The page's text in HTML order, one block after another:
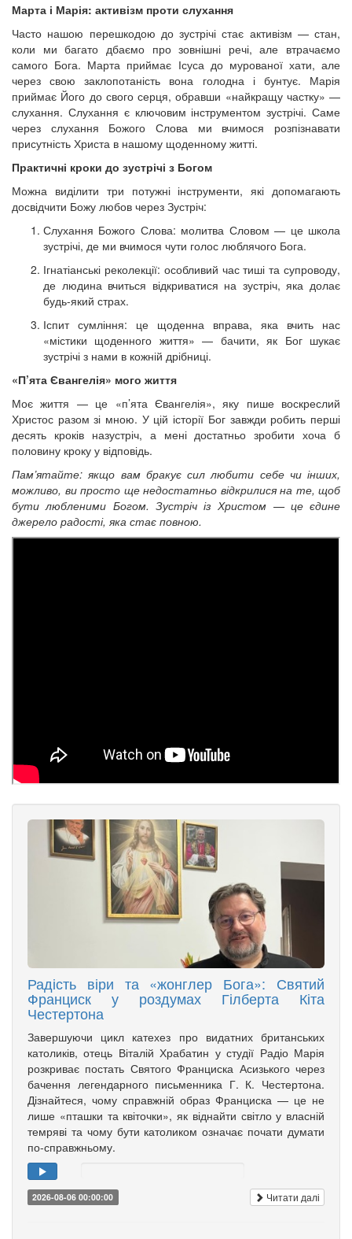
Марта і Марія: активізм проти слухання
Часто нашою перешкодою до зустрічі стає активізм — стан,
коли ми багато дбаємо про зовнішні речі, але втрачаємо
самого Бога. Марта приймає Ісуса до мурованої хати, але
через свою заклопотаність вона голодна і бунтує. Марія
приймає Його до свого серця, обравши «найкращу частку» —
слухання. Слухання є ключовим інструментом зустрічі. Саме
через слухання Божого Слова ми вчимося розпізнавати
присутність Христа в нашому щоденному житті.
Практичні кроки до зустрічі з Богом
Можна виділити три потужні інструменти, які допомагають
досвідчити Божу любов через Зустріч:
Слухання Божого Слова: молитва Словом — це школа
зустрічі, де ми вчимося чути голос люблячого Бога.
Ігнатіанські реколекції: особливий час тиші та супроводу,
де людина вчиться відкриватися на зустріч, яка долає
будь-який страх.
Іспит сумління: це щоденна вправа, яка вчить нас
«містики щоденного життя» — бачити, як Бог шукає
зустрічі з нами в кожній дрібниці.
«П’ята Євангелія» мого життя
Моє життя — це «п’ята Євангелія», яку пише воскреслий
Христос разом зі мною. У цій історії Бог завжди робить перші
десять кроків назустріч, а мені достатньо зробити хоча б
половину кроку у відповідь.
Пам’ятайте: якщо вам бракує сил любити себе чи інших,
можливо, ви просто ще недостатньо відкрилися на те, щоб
бути любленими Богом. Зустріч із Христом — це єдине
джерело радості, яка стає повною.
Радість віри та «жонглер Бога»: Святий
Франциск у роздумах Гілберта Кіта
Честертона
Завершуючи цикл катехез про видатних британських
католиків, отець Віталій Храбатин у студії Радіо Марія
розкриває постать Святого Франциска Асизького через
бачення легендарного письменника Г. К. Честертона.
Дізнайтеся, чому справжній образ Франциска — це не
лише «пташки та квіточки», як віднайти світло у власній
темряві та чому бути католиком означає почати думати
по-справжньому.
2026-08-06 00:00:00 Читати далі